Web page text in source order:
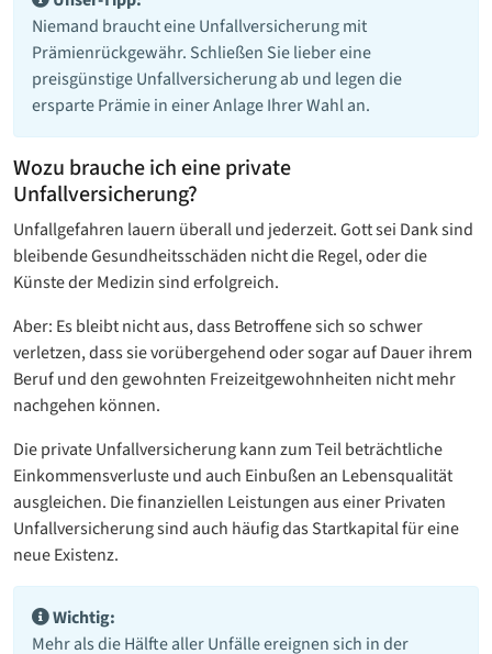
Niemand braucht eine Unfallversicherung mit
Prämienrückgewähr. Schließen Sie lieber eine
preisgünstige Unfallversicherung ab und legen die
ersparte Prämie in einer Anlage Ihrer Wahl an.
Wozu brauche ich eine private
Unfallversicherung?
Unfallgefahren lauern überall und jederzeit. Gott sei Dank sind
bleibende Gesundheitsschäden nicht die Regel, oder die
Künste der Medizin sind erfolgreich.
Aber: Es bleibt nicht aus, dass Betroffene sich so schwer
verletzen, dass sie vorübergehend oder sogar auf Dauer ihrem
Beruf und den gewohnten Freizeitgewohnheiten nicht mehr
nachgehen können.
Die private Unfallversicherung kann zum Teil beträchtliche
Einkommensverluste und auch Einbußen an Lebensqualität
ausgleichen. Die finanziellen Leistungen aus einer Privaten
Unfallversicherung sind auch häufig das Startkapital für eine
neue Existenz.
Wichtig:
Mehr als die Hälfte aller Unfälle ereignen sich in der